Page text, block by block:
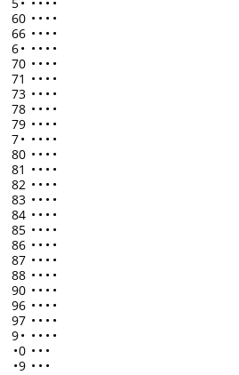
60 • • • •
66 • • • •
6• • • • •
70 • • • •
71 • • • •
73 • • • •
78 • • • •
79 • • • •
7• • • • •
80 • • • •
81 • • • •
82 • • • •
83 • • • •
84 • • • •
85 • • • •
86 • • • •
87 • • • •
88 • • • •
90 • • • •
96 • • • •
97 • • • •
9• • • • •
•0 • • •
•9 • • •